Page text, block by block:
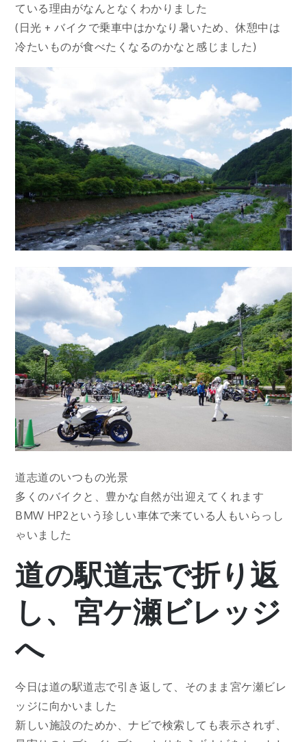
ている理由がなんとなくわかりました
(日光 + バイクで乗車中はかなり暑いため、休憩中は
冷たいものが食べたくなるのかなと感じました)
道志道のいつもの光景
多くのバイクと、豊かな自然が出迎えてくれます
BMW HP2という珍しい車体で来ている人もいらっし
ゃいました
道の駅道志で折り返
し、宮ケ瀬ビレッジ
へ
今日は道の駅道志で引き返して、そのまま宮ケ瀬ビレ
ッジに向かいました
新しい施設のためか、ナビで検索しても表示されず、